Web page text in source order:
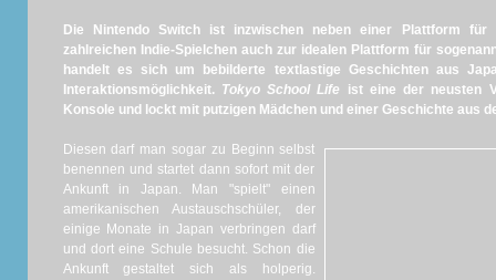
Die Nintendo Switch ist inzwischen neben einer Plattform
zahlreichen Indie-Spielchen auch zur idealen Plattform für
handelt es sich um bebilderte textlastige Geschichten aus
Interaktionsmöglichkeit. Tokyo School Life ist eine der neusten
Konsole und lockt mit putzigen Mädchen und einer Geschichte aus
Diesen darf man sogar zu Beginn selbst
benennen und startet dann sofort mit der
Ankunft in Japan. Man "spielt" einen
amerikanischen Austauschschüler, der
einige Monate in Japan verbringen darf
und dort eine Schule besucht. Schon die
Ankunft gestaltet sich als holperig.